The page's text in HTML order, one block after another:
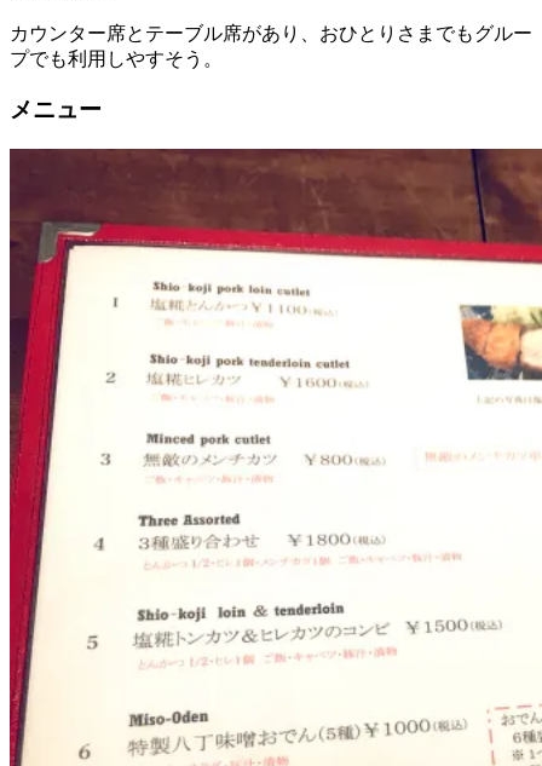
カウンター席とテーブル席があり、おひとりさまでもグルー
プでも利用しやすそう。
メニュー